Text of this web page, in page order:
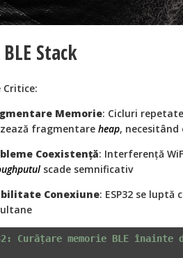
BLE Stack
Critice:
Memorie: Cicluri
fragmentare heap,
Coexistență: Interferență
scade semnificativ
Conexiune: ESP32 se luptă
Curățare memorie BLE înainte